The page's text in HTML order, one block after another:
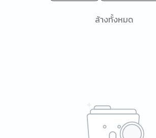
ล้างทั้งหมด